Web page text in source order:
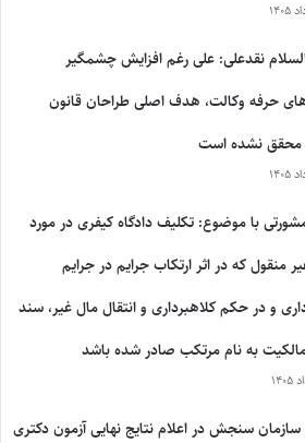
نقدعلی: علی رغم افزایش چشمگیر
حرفه وکالت، هدف اصلی طراحان قانون
محقق نشده است
با موضوع: تکلیف دادگاه کیفری در مورد
منقول که در اثر ارتکاب جرایم در جرایم
و در حکم کلاهبرداری و انتقال مال غیر، سند
به نام مرتکب صادر شده باشد
سازمان سنجش در اعلام نتایج نهایی آزمون دکتری